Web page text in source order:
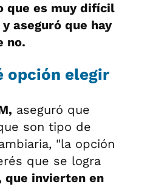
que es muy difícil
aseguró que hay
no.
opción elegir
aseguró que
son tipo de
"la opción
que se logra
que invierten en